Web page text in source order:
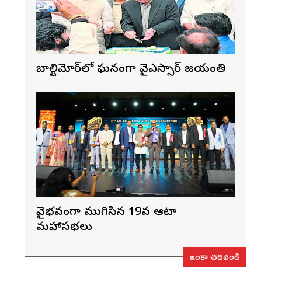
బాల్టిమోర్‌లో ఘనంగా వైఎస్సార్‌ జయంతి
వైభవంగా ముగిసిన 19వ ఆటా
మహాసభలు
ఇంకా చదవండి